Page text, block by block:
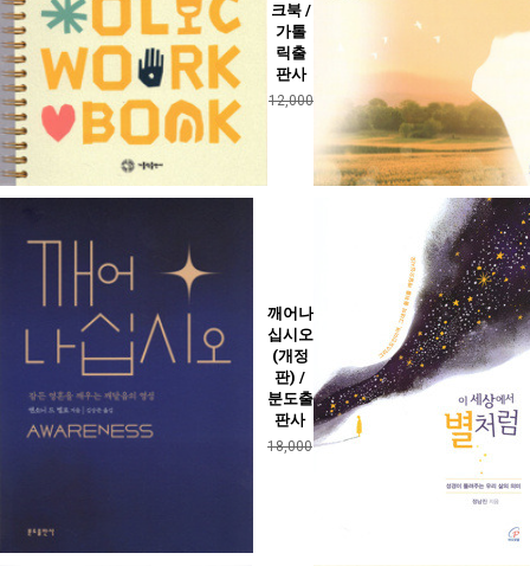
크북 /
가톨
릭출
판사
12,000
깨어나
십시오
(개정
판) /
분도출
판사
18,000